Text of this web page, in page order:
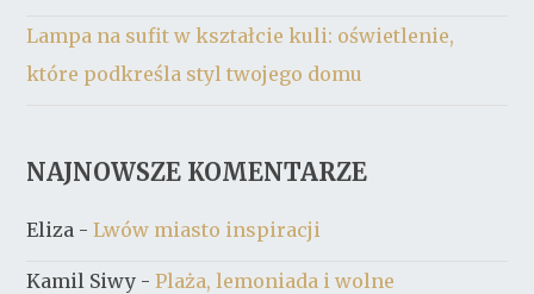
Lampa na sufit w kształcie kuli: oświetlenie,
które podkreśla styl twojego domu
NAJNOWSZE KOMENTARZE
Eliza -Lwów miasto inspiracji
Kamil Siwy -Plaża, lemoniada i wolne